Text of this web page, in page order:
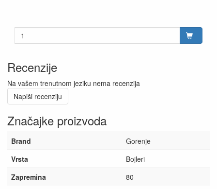
Recenzije
Na vašem trenutnom jeziku nema recenzija
Napiši recenziju
Značajke proizvoda
Brand
Gorenje
Vrsta
Bojleri
Zapremina
80